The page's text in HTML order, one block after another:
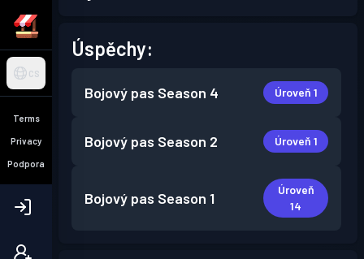
CS
Terms
Privacy
Podpora
Úspěchy:
Bojový pas Season 4 Úroveň 1
Bojový pas Season 2 Úroveň 1
Bojový pas Season 1
Úroveň
14